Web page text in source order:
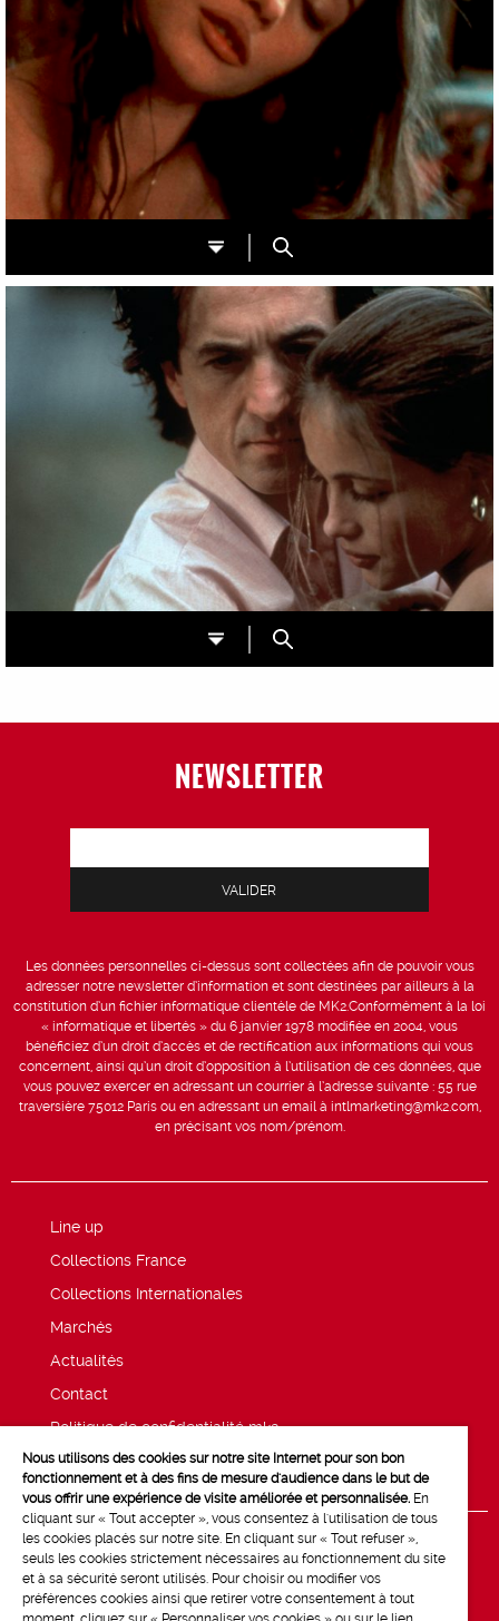
NEWSLETTER
Les données personnelles ci-dessus sont collectées afin de pouvoir vous
adresser notre newsletter d’information et sont destinées par ailleurs à la
constitution d’un fichier informatique clientèle de MK2.Conformément à la loi
« informatique et libertés » du 6 janvier 1978 modifiée en 2004, vous
bénéficiez d’un droit d’accès et de rectification aux informations qui vous
concernent, ainsi qu’un droit d’opposition à l’utilisation de ces données, que
vous pouvez exercer en adressant un courrier à l’adresse suivante : 55 rue
traversière 75012 Paris ou en adressant un email à intlmarketing@mk2.com,
en précisant vos nom/prénom.
Line up
Collections France
Collections Internationales
Marchés
Actualités
Contact
Politique de confidentialité mk2
Mentions légales
Nous utilisons des cookies sur notre site Internet pour son bon
fonctionnement et à des fins de mesure d'audience dans le but de
vous offrir une expérience de visite améliorée et personnalisée. En
cliquant sur « Tout accepter », vous consentez à l'utilisation de tous
les cookies placés sur notre site. En cliquant sur « Tout refuser »,
seuls les cookies strictement nécessaires au fonctionnement du site
et à sa sécurité seront utilisés. Pour choisir ou modifier vos
préférences cookies ainsi que retirer votre consentement à tout